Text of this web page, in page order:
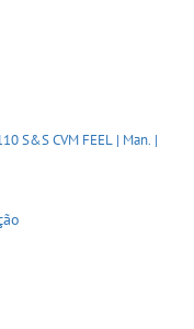
S&S CVM FEEL | Man. |